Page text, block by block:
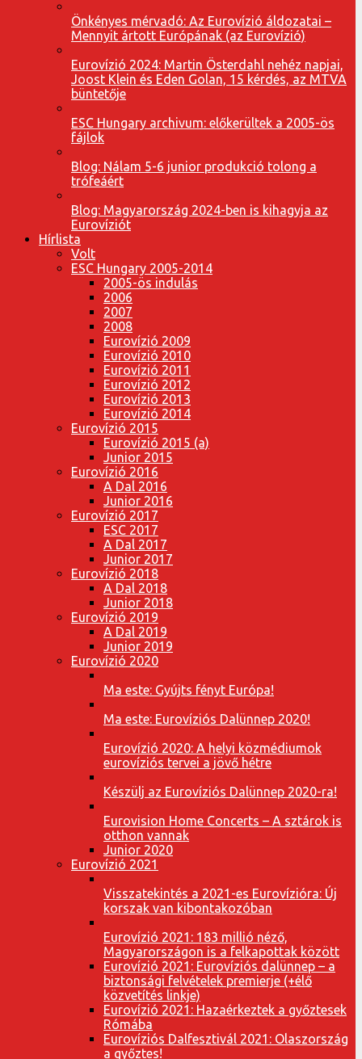
Önkényes mérvadó: Az Eurovízió áldozatai –
Mennyit ártott Európának (az Eurovízió)
Eurovízió 2024: Martin Österdahl nehéz napjai,
Joost Klein és Eden Golan, 15 kérdés, az MTVA
büntetője
ESC Hungary archivum: előkerültek a 2005-ös
fájlok
Blog: Nálam 5-6 junior produkció tolong a
trófeáért
Blog: Magyarország 2024-ben is kihagyja az
Eurovíziót
Hírlista
Volt
ESC Hungary 2005-2014
2005-ös indulás
2006
2007
2008
Eurovízió 2009
Eurovízió 2010
Eurovízió 2011
Eurovízió 2012
Eurovízió 2013
Eurovízió 2014
Eurovízió 2015
Eurovízió 2015 (a)
Junior 2015
Eurovízió 2016
A Dal 2016
Junior 2016
Eurovízió 2017
ESC 2017
A Dal 2017
Junior 2017
Eurovízió 2018
A Dal 2018
Junior 2018
Eurovízió 2019
A Dal 2019
Junior 2019
Eurovízió 2020
Ma este: Gyújts fényt Európa!
Ma este: Eurovíziós Dalünnep 2020!
Eurovízió 2020: A helyi közmédiumok
eurovíziós tervei a jövő hétre
Készülj az Eurovíziós Dalünnep 2020-ra!
Eurovision Home Concerts – A sztárok is
otthon vannak
Junior 2020
Eurovízió 2021
Visszatekintés a 2021-es Eurovízióra: Új
korszak van kibontakozóban
Eurovízió 2021: 183 millió néző,
Magyarországon is a felkapottak között
Eurovízió 2021: Eurovíziós dalünnep – a
biztonsági felvételek premierje (+élő
közvetítés linkje)
Eurovízió 2021: Hazaérkeztek a győztesek
Rómába
Eurovíziós Dalfesztivál 2021: Olaszország
a győztes!